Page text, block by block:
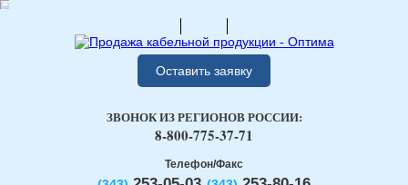
Оставить заявку
Телефон/Факс
ЗВОНОК ИЗ РЕГИОНОВ РОССИИ:
8-800-775-37-71